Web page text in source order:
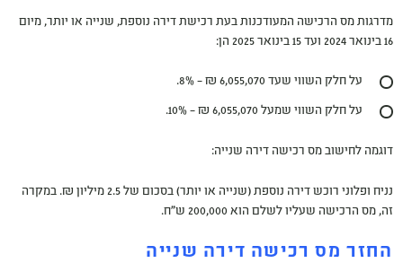
מדרגות מס הרכישה המעודכנות בעת רכישת דירה נוספת, שנייה או יותר, מיום
16 בינואר 2024 ועד 15 בינואר 2025 הן:
על חלק השווי שעד 6,055,070 ₪ – 8%.
על חלק השווי שמעל 6,055,070 ₪ – 10%.
דוגמה לחישוב מס רכישה דירה שנייה:
נניח ופלוני רוכש דירה נוספת (שנייה או יותר) בסכום של 2.5 מיליון ₪. במקרה
זה, מס הרכישה שעליו לשלם הוא 200,000 ש"ח.
החזר מס רכישה דירה שנייה